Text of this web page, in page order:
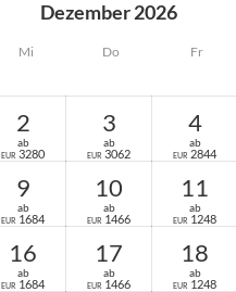
Mi Do Fr
Dezember 2026
2
ab
EUR 3280
3
ab
EUR 3062
4
ab
EUR 2844
9
ab
EUR 1684
10
ab
EUR 1466
11
ab
EUR 1248
16
ab
EUR 1684
17
ab
EUR 1466
18
ab
EUR 1248